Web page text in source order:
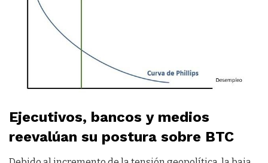
Ejecutivos, bancos y medios
reevalúan su postura sobre BTC